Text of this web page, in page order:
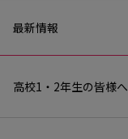
最新情報
高校1・2年生の皆様へ